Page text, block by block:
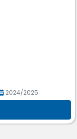
2024/2025